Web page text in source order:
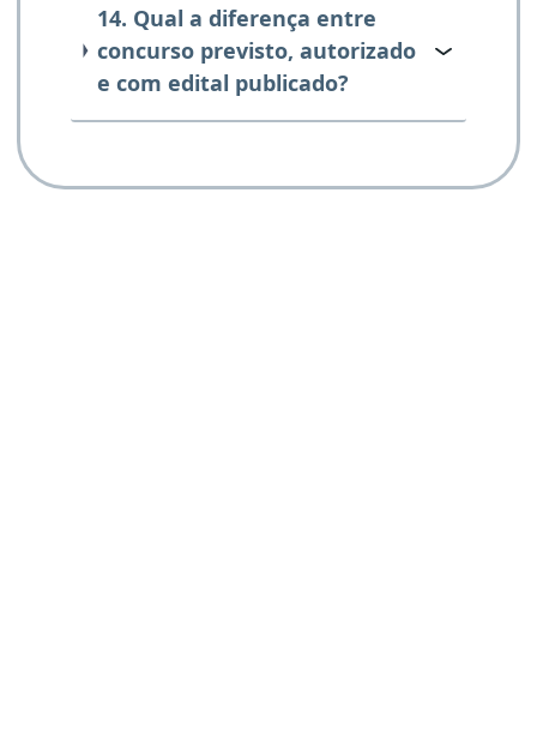
14. Qual a diferença entre
concurso previsto, autorizado
e com edital publicado?